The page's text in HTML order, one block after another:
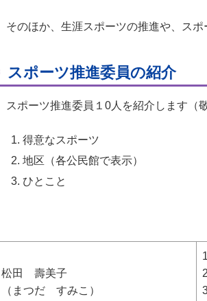
そのほか、生涯スポーツの推進や、スポ
スポーツ推進委員の紹介
スポーツ推進委員１0人を紹介します（敬
得意なスポーツ
地区（各公民館で表示）
ひとこと
松田 壽美子
（まつだ すみこ）